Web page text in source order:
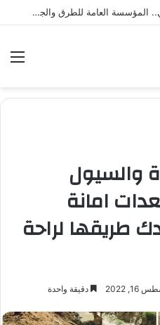
لكرة القدم التاسعة للشركات
والسيول
امانة
طريقها لراحة
2022 دقيقة واحدة